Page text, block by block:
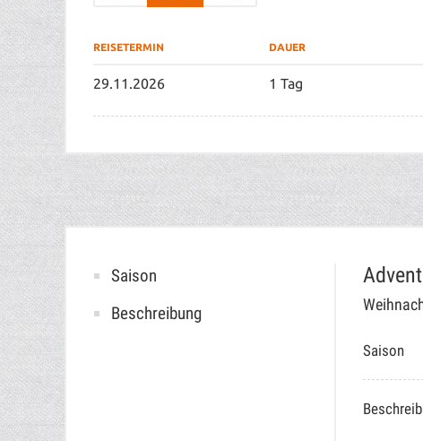
REISETERMIN DAUER
29.11.2026 1 Tag
Saison
Beschreibung
Saison